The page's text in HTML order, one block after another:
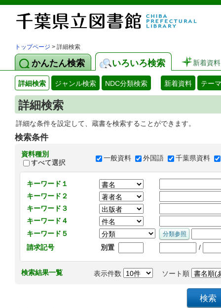
トップページ > 詳細検索
かんたん検索 いろいろ検索 新着資料
詳細検索 ジャンル検索 NDC分類検索 新着資料 テー
詳細検索
詳細な条件を設定して、蔵書を検索することができます。
検索条件
資料種別
すべて選択
一般資料 外国語 千葉県資料
キーワード１
キーワード２
キーワード３
キーワード４
キーワード５
請求記号
別置 /
検索結果一覧 表示件数 ソート順